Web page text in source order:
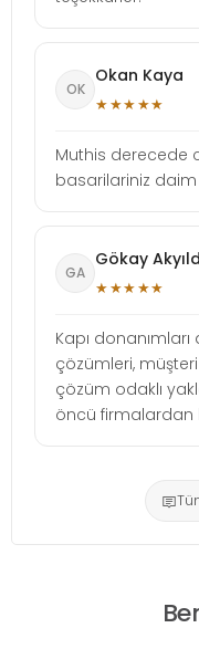
OK
Okan Kaya
★★★★★
Muthis derecede
basarilariniz daim
GA
Gökay
★★★★★
Kapı
çözümleri,
çözüm odaklı
öncü firmalardan